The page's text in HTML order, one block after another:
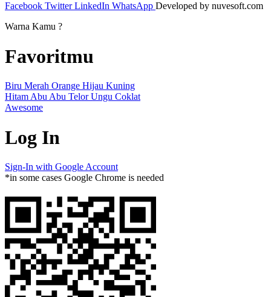
Facebook Twitter LinkedIn WhatsApp Developed by nuvesoft.com
Warna Kamu ?
Favoritmu
Biru Merah Orange Hijau Kuning
Hitam Abu Abu Telor Ungu Coklat
Awesome
Log In
Sign-In with Google Account
*in some cases Google Chrome is needed